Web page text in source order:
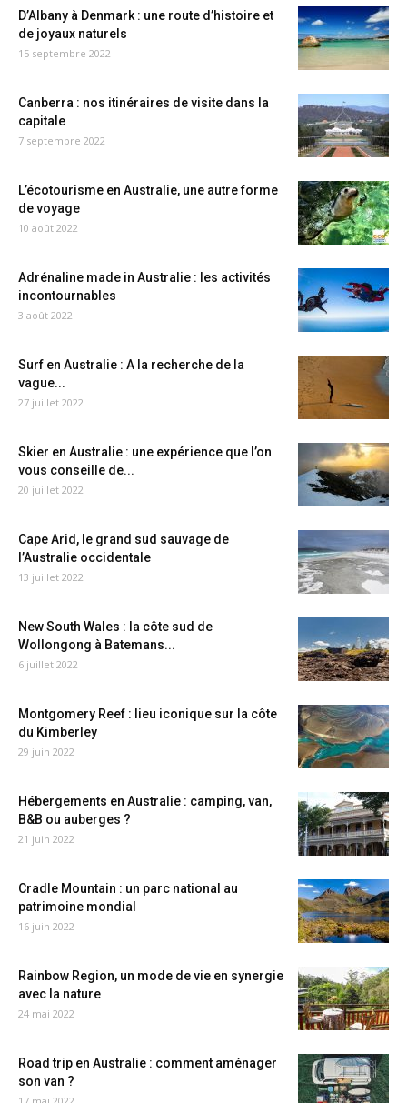
D’Albany à Denmark : une route d’histoire et
de joyaux naturels
15 septembre 2022
Canberra : nos itinéraires de visite dans la
capitale
7 septembre 2022
L’écotourisme en Australie, une autre forme
de voyage
10 août 2022
Adrénaline made in Australie : les activités
incontournables
3 août 2022
Surf en Australie : A la recherche de la
vague...
27 juillet 2022
Skier en Australie : une expérience que l’on
vous conseille de...
20 juillet 2022
Cape Arid, le grand sud sauvage de
l’Australie occidentale
13 juillet 2022
New South Wales : la côte sud de
Wollongong à Batemans...
6 juillet 2022
Montgomery Reef : lieu iconique sur la côte
du Kimberley
29 juin 2022
Hébergements en Australie : camping, van,
B&B ou auberges ?
21 juin 2022
Cradle Mountain : un parc national au
patrimoine mondial
16 juin 2022
Rainbow Region, un mode de vie en synergie
avec la nature
24 mai 2022
Road trip en Australie : comment aménager
son van ?